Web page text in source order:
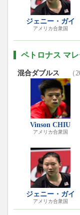
ジェニー・ガイ
アメリカ合衆国
ペトロナス マ
混合ダブルス （
Vinson CHIU
アメリカ合衆国
ジェニー・ガイ
アメリカ合衆国